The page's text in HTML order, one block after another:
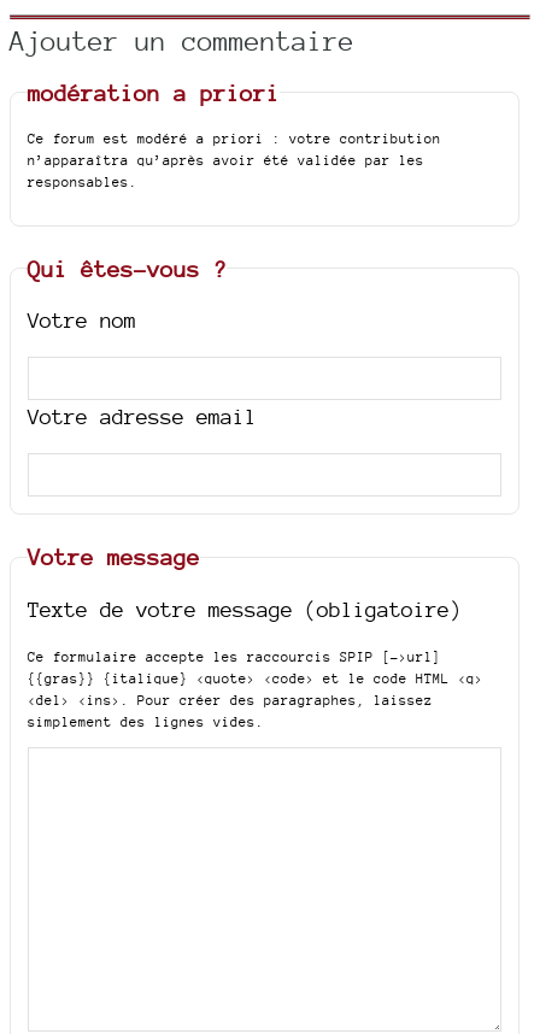
Ajouter un commentaire
modération a priori
Ce forum est modéré a priori : votre contribution
n’apparaîtra qu’après avoir été validée par les
responsables.
Qui êtes-vous ?
Votre nom
Votre adresse email
Votre message
Texte de votre message (obligatoire)
Ce formulaire accepte les raccourcis SPIP
[->url]
{{gras}} {italique} <quote> <code>
et le code HTML <q>
<del> <ins>
. Pour créer des paragraphes, laissez
simplement des lignes vides.